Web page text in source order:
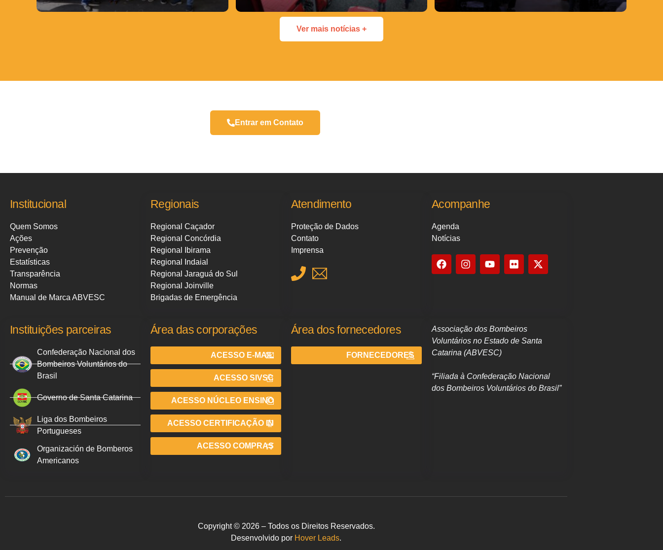
Ver mais notícias +
Entrar em Contato
Institucional
Quem Somos
Ações
Prevenção
Estatísticas
Transparência
Normas
Manual de Marca ABVESC
Regionais
Regional Caçador
Regional Concórdia
Regional Ibirama
Regional Indaial
Regional Jaraguá do Sul
Regional Joinville
Brigadas de Emergência
Atendimento
Proteção de Dados
Contato
Imprensa
Acompanhe
Agenda
Notícias
Instituições parceiras
Confederação Nacional dos
Bombeiros Voluntários do
Brasil
Governo de Santa Catarina
Liga dos Bombeiros
Portugueses
Organización de Bomberos
Americanos
Área das corporações
ACESSO E-MAIL
ACESSO SIVSC
ACESSO NÚCLEO ENSINO
ACESSO CERTIFICAÇÃO IN
ACESSO COMPRAS
Área dos fornecedores
FORNECEDORES
Associação dos Bombeiros
Voluntários no Estado de Santa
Catarina (ABVESC)
“Filiada à Confederação Nacional
dos Bombeiros Voluntários do Brasil”
Copyright © 2026 – Todos os Direitos Reservados.
Desenvolvido por Hover Leads.